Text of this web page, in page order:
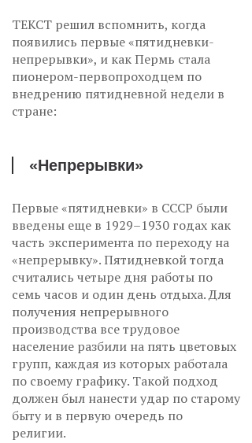
ТЕКСТ решил вспомнить, когда
появились первые «пятидневки-
непрерывки», и как Пермь стала
пионером-первопроходцем по
внедрению пятидневной недели в
стране:
«Непрерывки»
Первые «пятидневки» в СССР были
введены еще в 1929–1930 годах как
часть эксперимента по переходу на
«непрерывку». Пятидневкой тогда
считались четыре дня работы по
семь часов и один день отдыха. Для
получения непрерывного
производства все трудовое
население разбили на пять цветовых
групп, каждая из которых работала
по своему графику. Такой подход
должен был нанести удар по старому
быту и в первую очередь по
религии.